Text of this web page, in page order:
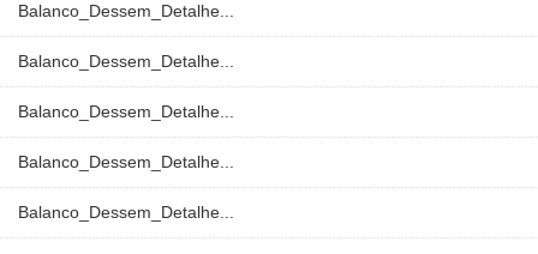
Balanco_Dessem_Detalhe...
Balanco_Dessem_Detalhe...
Balanco_Dessem_Detalhe...
Balanco_Dessem_Detalhe...
Balanco_Dessem_Detalhe...